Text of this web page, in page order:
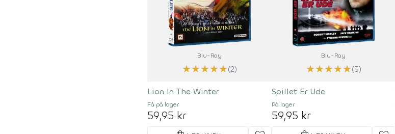
Blu-Ray
★★★★★(2)
Lion In The Winter
Få på lager
59,95 kr
Blu-Ray
★★★★★(5)
Spillet Er Ude
På lager
59,95 kr